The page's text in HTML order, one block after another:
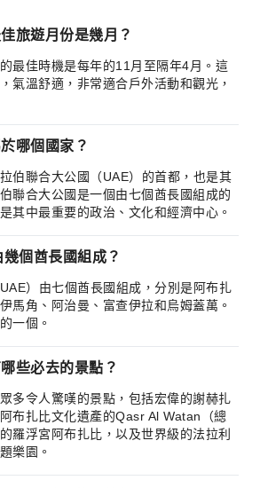
旅遊月份是幾月？
最佳時機是每年的11月至隔年4月。這
氣溫舒適，非常適合戶外活動和觀光，
哪個國家？
伯聯合大公國（UAE）的首都，也是其
聯合大公國是一個由七個酋長國組成的
其中最重要的政治、文化和經濟中心。
個酋長國組成？
）由七個酋長國組成，分別是阿布扎
馬角、阿治曼、富查伊拉和烏姆蓋萬。
一個。
些必去的景點？
多令人驚嘆的景點，包括宏偉的謝赫扎
布扎比文化遺產的Qasr Al Watan（總
羅浮宮阿布扎比，以及世界級的法拉利
樂園。